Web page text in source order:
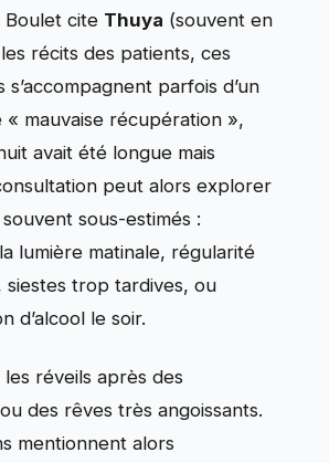
Boulet cite Thuya (souvent en
récits des patients, ces
s’accompagnent parfois d’un
« mauvaise récupération »,
avait été longue mais
peut alors explorer
sous-estimés :
lumière matinale, régularité
siestes trop tardives, ou
d’alcool le soir.
réveils après des
des rêves très angoissants.
mentionnent alors